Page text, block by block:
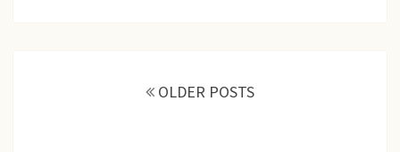
OLDER POSTS